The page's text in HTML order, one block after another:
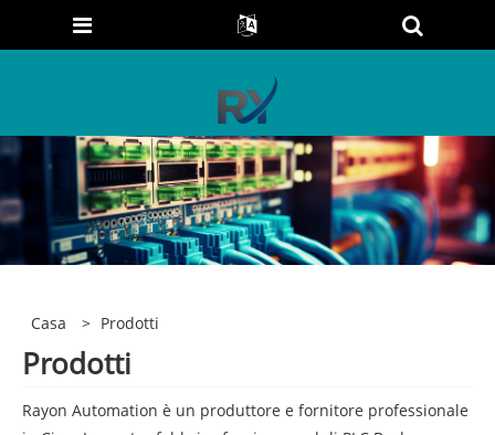
Casa > Prodotti
Prodotti
Rayon Automation è un produttore e fornitore professionale